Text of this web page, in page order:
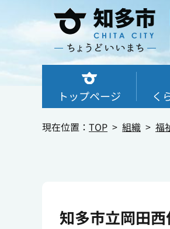
トップページ く
現在位置： TOP 組織 福
知多市立岡田